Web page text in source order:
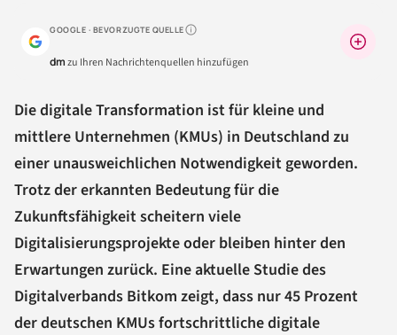
GOOGLE · BEVORZUGTE QUELLEWarum lohnt sich das?
dmzu Ihren Nachrichtenquellen hinzufügen
Die digitale Transformation ist für kleine und
mittlere Unternehmen (KMUs) in Deutschland zu
einer unausweichlichen Notwendigkeit geworden.
Trotz der erkannten Bedeutung für die
Zukunftsfähigkeit scheitern viele
Digitalisierungsprojekte oder bleiben hinter den
Erwartungen zurück. Eine aktuelle Studie des
Digitalverbands Bitkom zeigt, dass nur 45 Prozent
der deutschen KMUs fortschrittliche digitale